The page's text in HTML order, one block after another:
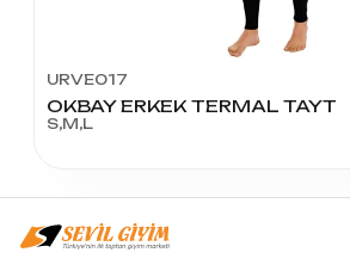
URVE017
OKBAY ERKEK TERMAL TAYT
S,M,L